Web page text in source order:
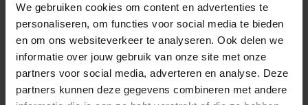
We gebruiken cookies om content en advertenties te
personaliseren, om functies voor social media te bieden
en om ons websiteverkeer te analyseren. Ook delen we
informatie over jouw gebruik van onze site met onze
partners voor social media, adverteren en analyse. Deze
partners kunnen deze gegevens combineren met andere
KARTONNEN DOOS 400X250X270MM MET AUTOLOCKBODEM
100 250
1000
ALLES BESTELLEN